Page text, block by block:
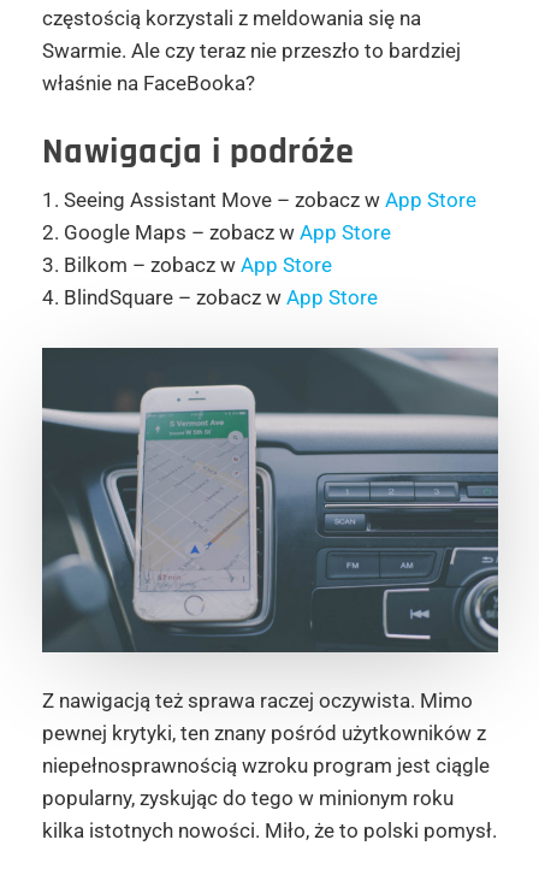
częstością korzystali z meldowania się na
Swarmie. Ale czy teraz nie przeszło to bardziej
właśnie na FaceBooka?
Nawigacja i podróże
1. Seeing Assistant Move – zobacz w App Store
2. Google Maps – zobacz w App Store
3. Bilkom – zobacz w App Store
4. BlindSquare – zobacz w App Store
Z nawigacją też sprawa raczej oczywista. Mimo
pewnej krytyki, ten znany pośród użytkowników z
niepełnosprawnością wzroku program jest ciągle
popularny, zyskując do tego w minionym roku
kilka istotnych nowości. Miło, że to polski pomysł.